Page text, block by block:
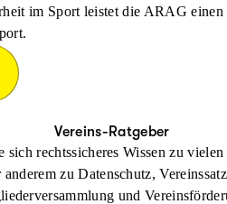
im Sport leistet die ARAG
Vereins-Ratgeber
sich rechtssicheres Wissen zu
anderem zu Datenschutz,
und